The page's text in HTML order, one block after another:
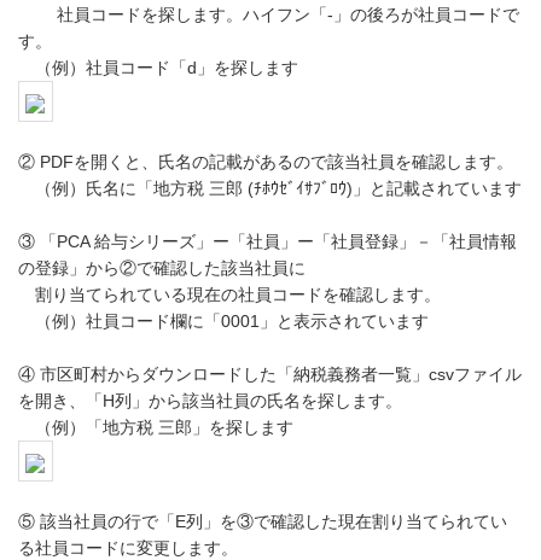
社員コードを探します。ハイフン「‐」の後ろが社員コードで
す。
（例）社員コード「d」を探します
② PDFを開くと、氏名の記載があるので該当社員を確認します。
（例）氏名に「地方税 三郎 (ﾁﾎｳｾﾞｲｻﾌﾞﾛｳ)」と記載されています
③ 「PCA 給与シリーズ」ー「社員」ー「社員登録」－「社員情報
の登録」から②で確認した該当社員に
割り当てられている現在の社員コードを確認します。
（例）社員コード欄に「0001」と表示されています
④ 市区町村からダウンロードした「納税義務者一覧」csvファイル
を開き、「H列」から該当社員の氏名を探します。
（例）「地方税 三郎」を探します
⑤ 該当社員の行で「E列」を③で確認した現在割り当てられてい
る社員コードに変更します。